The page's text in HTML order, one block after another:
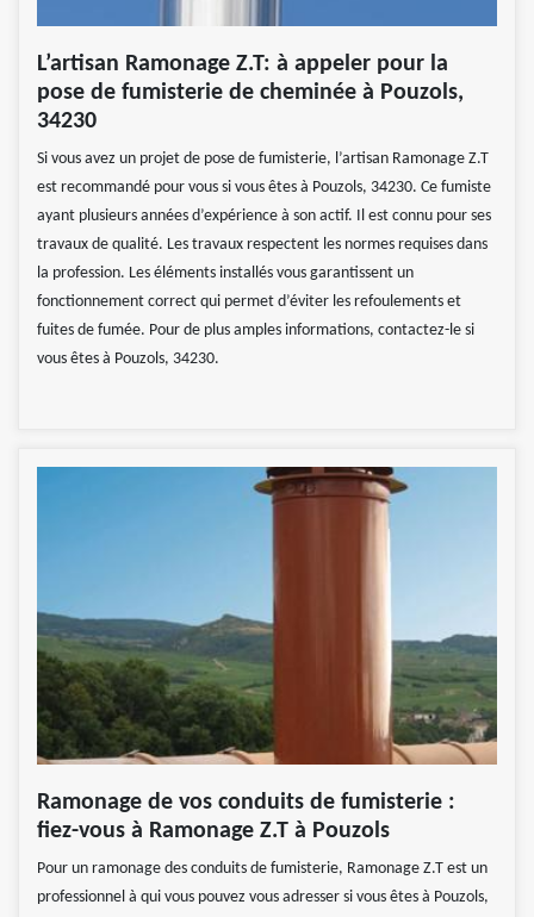
L’artisan Ramonage Z.T: à appeler pour la
pose de fumisterie de cheminée à Pouzols,
34230
Si vous avez un projet de pose de fumisterie, l’artisan Ramonage Z.T
est recommandé pour vous si vous êtes à Pouzols, 34230. Ce fumiste
ayant plusieurs années d’expérience à son actif. Il est connu pour ses
travaux de qualité. Les travaux respectent les normes requises dans
la profession. Les éléments installés vous garantissent un
fonctionnement correct qui permet d’éviter les refoulements et
fuites de fumée. Pour de plus amples informations, contactez-le si
vous êtes à Pouzols, 34230.
Ramonage de vos conduits de fumisterie :
fiez-vous à Ramonage Z.T à Pouzols
Pour un ramonage des conduits de fumisterie, Ramonage Z.T est un
professionnel à qui vous pouvez vous adresser si vous êtes à Pouzols,